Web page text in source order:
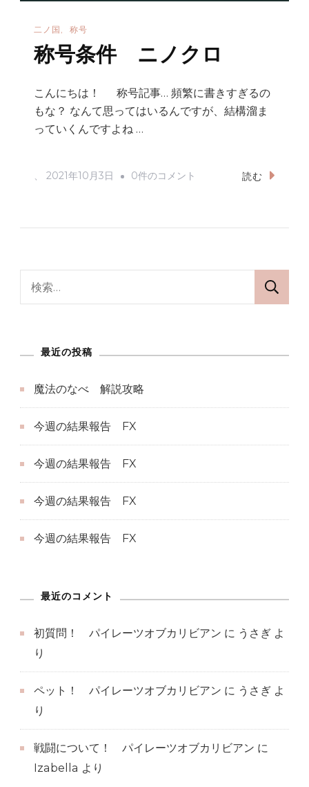
二ノ国 称号
称号条件 ニノクロ
こんにちは！ 称号記事… 頻繁に書きすぎるの
もな？ なんて思ってはいるんですが、結構溜ま
っていくんですよね …
、 2021年10月3日
称
の
0件のコメント 読む
最近の投稿
魔法のなべ 解説攻略
今週の結果報告 FX
今週の結果報告 FX
今週の結果報告 FX
今週の結果報告 FX
最近のコメント
初質問！ パイレーツオブカリビアン に うさぎ よ
り
ペット！ パイレーツオブカリビアン に うさぎ よ
り
戦闘について！ パイレーツオブカリビアン に
Izabella より